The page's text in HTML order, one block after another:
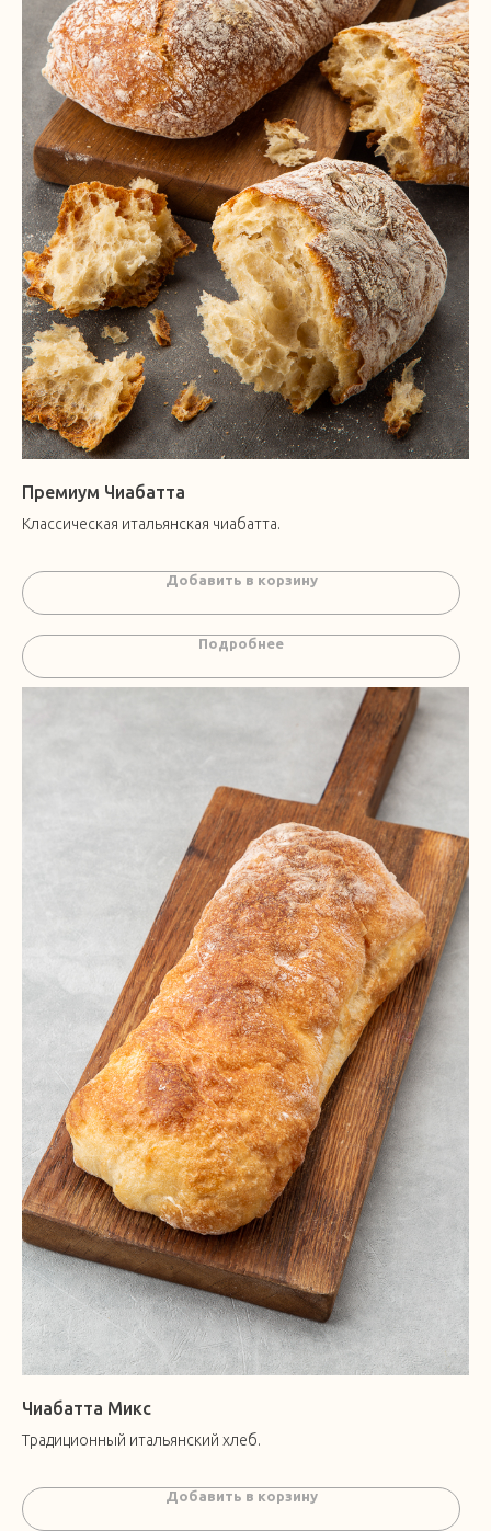
Премиум Чиабатта
Классическая итальянская чиабатта.
Добавить в корзину
Подробнее
Чиабатта Микс
Традиционный итальянский хлеб.
Добавить в корзину